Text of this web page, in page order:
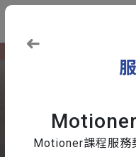
Motioner課程服務